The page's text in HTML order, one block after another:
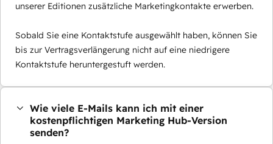
unserer Editionen zusätzliche Marketingkontakte erwerben.
Sobald Sie eine Kontaktstufe ausgewählt haben, können Sie
bis zur Vertragsverlängerung nicht auf eine niedrigere
Kontaktstufe heruntergestuft werden.
Wie viele E-Mails kann ich mit einer
kostenpflichtigen Marketing Hub-Version
senden?